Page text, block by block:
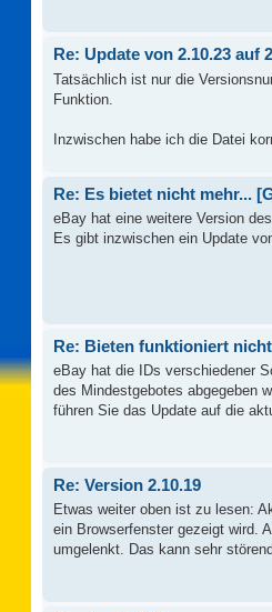
Re: Update von 2.10.23 auf
Tatsächlich ist nur die
Funktion.
Inzwischen habe ich die Datei
Re: Es bietet nicht mehr...
eBay hat eine weitere Version
Es gibt inzwischen ein Update
Re: Bieten funktioniert
eBay hat die IDs verschiedener
des Mindestgebotes abgegeben
führen Sie das Update auf die
Re: Version 2.10.19
Etwas weiter oben ist zu lesen:
ein Browserfenster gezeigt wird.
umgelenkt. Das kann sehr